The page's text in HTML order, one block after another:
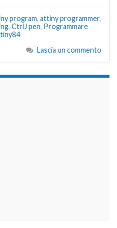
program, attiny programmer,
, CtrlJ pen, Programmare
Lascia un commento